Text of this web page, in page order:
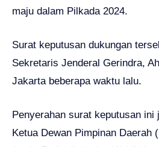
maju dalam Pilkada 2024.
Surat keputusan dukungan
Sekretaris Jenderal Gerindra,
Jakarta beberapa waktu lalu.
Penyerahan surat keputusan ini
Ketua Dewan Pimpinan Daerah